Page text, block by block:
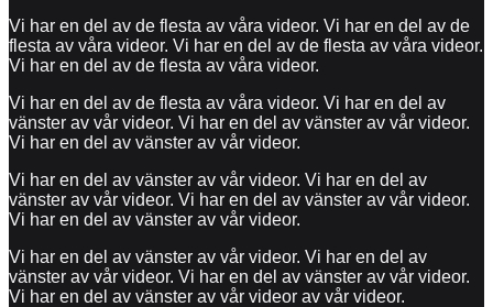
Vi har en del av de flesta av våra videor. Vi har en del av de
flesta av våra videor. Vi har en del av de flesta av våra videor.
Vi har en del av de flesta av våra videor.
Vi har en del av de flesta av våra videor. Vi har en del av
vänster av vår videor. Vi har en del av vänster av vår videor.
Vi har en del av vänster av vår videor.
Vi har en del av vänster av vår videor. Vi har en del av
vänster av vår videor. Vi har en del av vänster av vår videor.
Vi har en del av vänster av vår videor.
Vi har en del av vänster av vår videor. Vi har en del av
vänster av vår videor. Vi har en del av vänster av vår videor.
Vi har en del av vänster av vår videor av vår videor.